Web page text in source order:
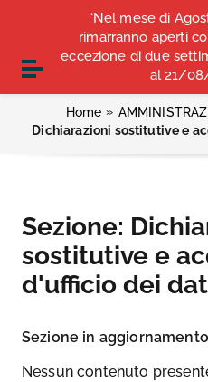
Vai ai contenuti
Vai al menu di
Vai al footer
COMUNICATI
Attiva / disattiva la
Home »
Dichiarazioni sostitutive e
Sezione:
sostitutive e
d'ufficio dei
Sezione in
Nessun contenuto
“Nel mese di
rimarranno aperti
eccezione di due
al 21/